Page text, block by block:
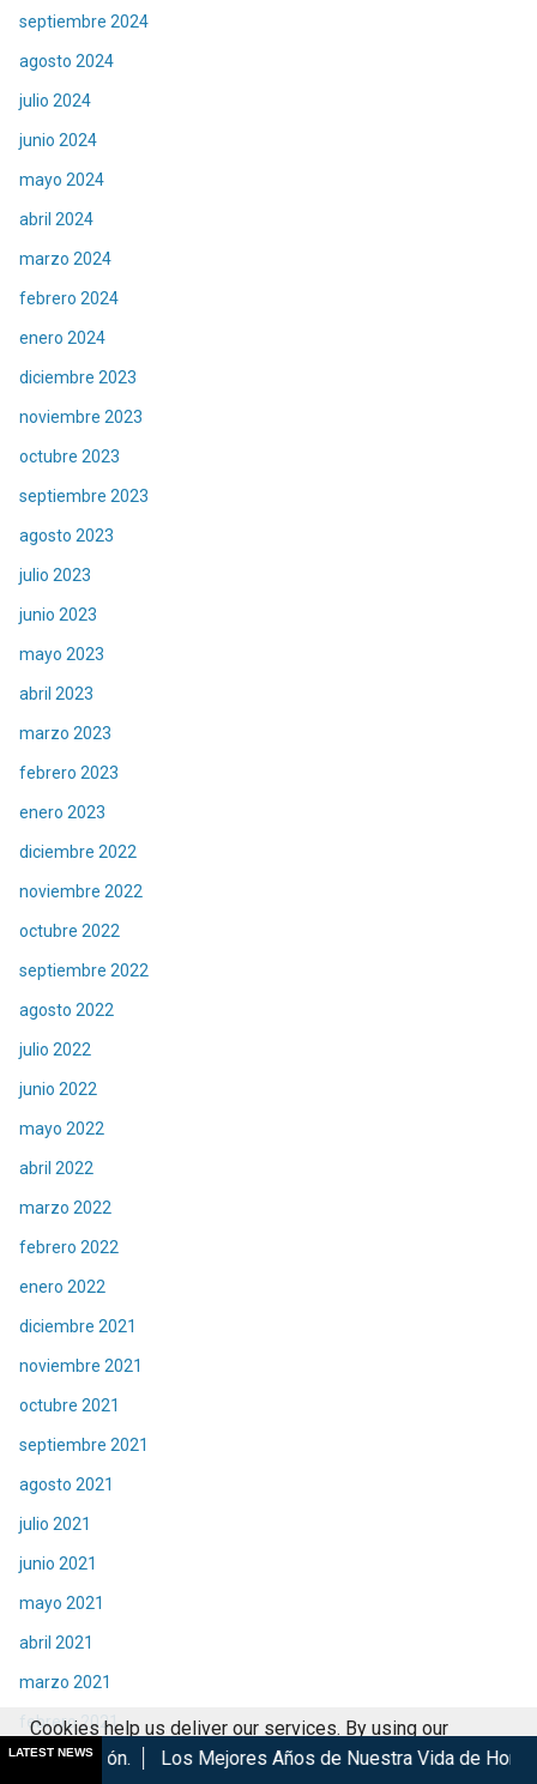
septiembre 2024
agosto 2024
julio 2024
junio 2024
mayo 2024
abril 2024
marzo 2024
febrero 2024
enero 2024
diciembre 2023
noviembre 2023
octubre 2023
septiembre 2023
agosto 2023
julio 2023
junio 2023
mayo 2023
abril 2023
marzo 2023
febrero 2023
enero 2023
diciembre 2022
noviembre 2022
octubre 2022
septiembre 2022
agosto 2022
julio 2022
junio 2022
mayo 2022
abril 2022
marzo 2022
febrero 2022
enero 2022
diciembre 2021
noviembre 2021
octubre 2021
septiembre 2021
agosto 2021
julio 2021
junio 2021
mayo 2021
abril 2021
marzo 2021
febrero 2021
enero 2021
LATEST NEWS
Los Mejores Años de Nuestra Vida de Hombres G en cines
Cookies help us deliver our services. By using our
services, you agree to our use of cookies.
Got it